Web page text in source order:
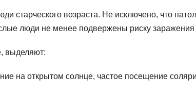
старческого возраста. Не исключено, что
люди не менее подвержены риску
выделяют:
на открытом солнце, частое посещение